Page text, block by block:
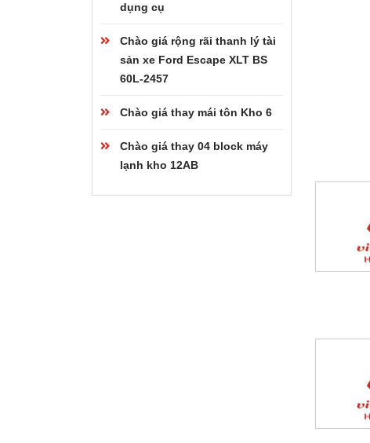
dụng cụ
Chào giá rộng rãi thanh lý tài
sản xe Ford Escape XLT BS
60L-2457
Chào giá thay mái tôn Kho 6
Chào giá thay 04 block máy
lạnh kho 12AB